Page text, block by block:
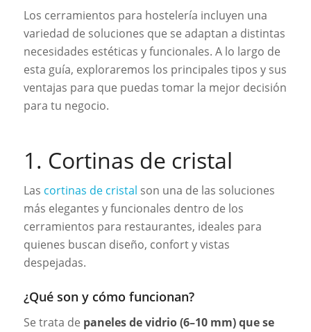
Los cerramientos para hostelería incluyen una
variedad de soluciones que se adaptan a distintas
necesidades estéticas y funcionales. A lo largo de
esta guía, exploraremos los principales tipos y sus
ventajas para que puedas tomar la mejor decisión
para tu negocio.
1. Cortinas de cristal
Las cortinas de cristal son una de las soluciones
más elegantes y funcionales dentro de los
cerramientos para restaurantes, ideales para
quienes buscan diseño, confort y vistas
despejadas.
¿Qué son y cómo funcionan?
Se trata de paneles de vidrio (6–10 mm) que se